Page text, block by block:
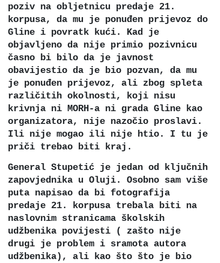
poziv na obljetnicu predaje 21.
korpusa, da mu je ponuđen prijevoz do
Gline i povratk kući. Kad je
objavljeno da nije primio pozivnicu
časno bi bilo da je javnost
obavijestio da je bio pozvan, da mu
je ponuđen prijevoz, ali zbog spleta
različitih okolnosti, koji nisu
krivnja ni MORH-a ni grada Gline kao
organizatora, nije nazočio proslavi.
Ili nije mogao ili nije htio. I tu je
priči trebao biti kraj.
General Stupetić je jedan od ključnih
zapovjednika u Oluji. Osobno sam više
puta napisao da bi fotografija
predaje 21. korpusa trebala biti na
naslovnim stranicama školskih
udžbenika povijesti ( zašto nije
drugi je problem i sramota autora
udžbenika), ali kao što što je bio